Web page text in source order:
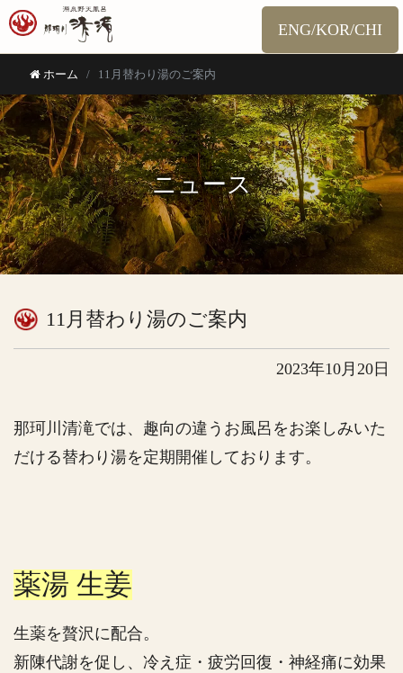
ENG/KOR/CHI
ホーム 11月替わり湯のご案内
ニュース
11月替わり湯のご案内
2023年10月20日
那珂川清滝では、趣向の違うお風呂をお楽しみいた
だける替わり湯を定期開催しております。
薬湯 生姜
生薬を贅沢に配合。
新陳代謝を促し、冷え症・疲労回復・神経痛に効果